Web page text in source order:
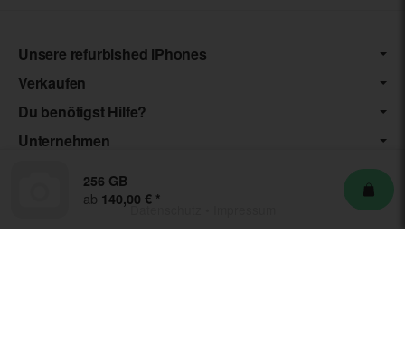
256 GB
ab 140,00 € *
Unsere refurbished iPhones
Verkaufen
Du benötigst Hilfe?
Unternehmen
Datenschutz